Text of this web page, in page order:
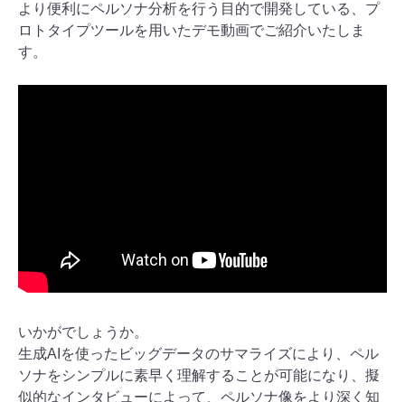
より便利にペルソナ分析を行う目的で開発している、プ
ロトタイプツールを用いたデモ動画でご紹介いたしま
す。
いかがでしょうか。
生成AIを使ったビッグデータのサマライズにより、ペル
ソナをシンプルに素早く理解することが可能になり、擬
似的なインタビューによって、ペルソナ像をより深く知